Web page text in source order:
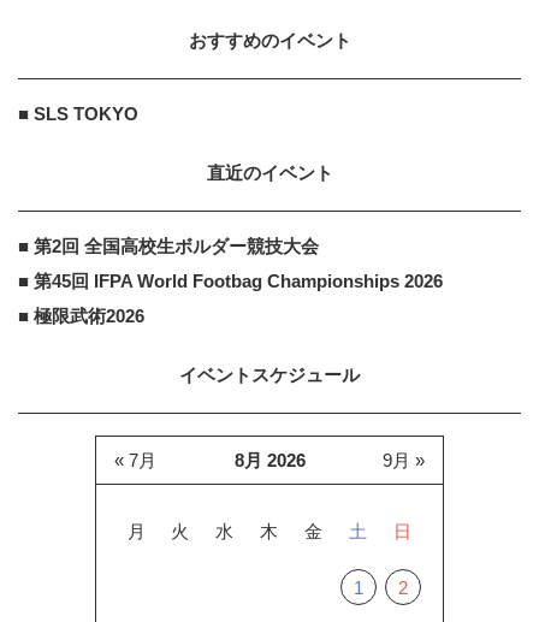
おすすめのイベント
■ SLS TOKYO
直近のイベント
■ 第2回 全国高校生ボルダー競技大会
■ 第45回 IFPA World Footbag Championships 2026
■ 極限武術2026
イベントスケジュール
8月 2026
月 火 水 木 金 土 日
1 2
« 7月 9月 »